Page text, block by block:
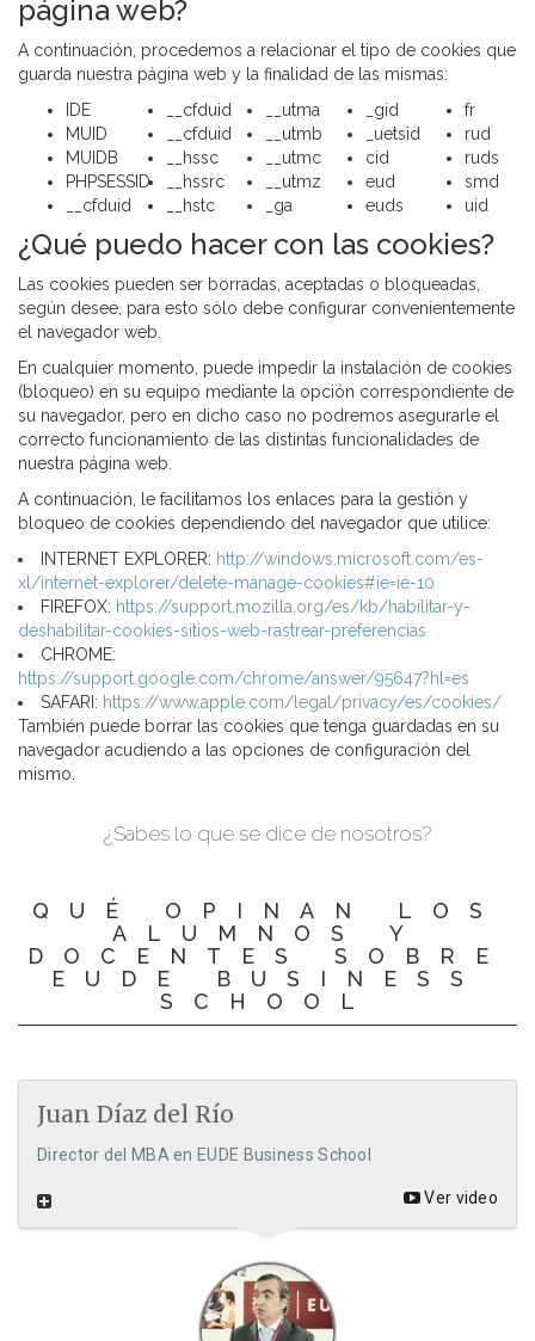
página web?
A continuación, procedemos a relacionar el tipo de cookies que
guarda nuestra página web y la finalidad de las mismas:
IDE
MUID
MUIDB
PHPSESSID
__cfduid
__cfduid
__cfduid
__hssc
__hssrc
__hstc
__utma
__utmb
__utmc
__utmz
_ga
_gid
_uetsid
cid
eud
euds
fr
rud
ruds
smd
uid
¿Qué puedo hacer con las cookies?
Las cookies pueden ser borradas, aceptadas o bloqueadas,
según desee, para esto sólo debe configurar convenientemente
el navegador web.
En cualquier momento, puede impedir la instalación de cookies
(bloqueo) en su equipo mediante la opción correspondiente de
su navegador, pero en dicho caso no podremos asegurarle el
correcto funcionamiento de las distintas funcionalidades de
nuestra página web.
A continuación, le facilitamos los enlaces para la gestión y
bloqueo de cookies dependiendo del navegador que utilice:
INTERNET EXPLORER: http://windows.microsoft.com/es-
xl/internet-explorer/delete-manage-cookies#ie=ie-10
FIREFOX: https://support.mozilla.org/es/kb/habilitar-y-
deshabilitar-cookies-sitios-web-rastrear-preferencias
CHROME:
https://support.google.com/chrome/answer/95647?hl=es
SAFARI: https://www.apple.com/legal/privacy/es/cookies/
También puede borrar las cookies que tenga guardadas en su
navegador acudiendo a las opciones de configuración del
mismo.
¿Sabes lo que se dice de nosotros?
QUÉ OPINAN LOS
ALUMNOS Y
DOCENTES SOBRE
EUDE BUSINESS
SCHOOL
Juan Díaz del Río
Director del MBA en EUDE Business School
Ver video